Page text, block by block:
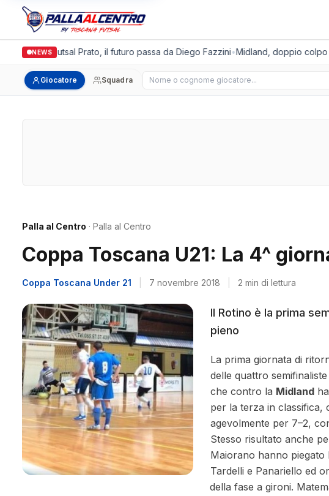
NEWS
Italgronda Futsal Prato, il futuro passa da Diego Fazzini•Midland, doppio colpo
Giocatore Squadra Cerca giocatore
Palla al Centro · Palla al Centro
Coppa Toscana U21: La 4^
Coppa Toscana Under 21 7 novembre 2018 2 min di lettura
Il Rotino è la prima
pieno
La prima giornata di
delle quattro
che contro la Midland
per la terza in classifica,
agevolmente per 7–2,
Stesso risultato anche
Maiorano hanno piegato
Tardelli e Panariello ed
della fase a gironi.